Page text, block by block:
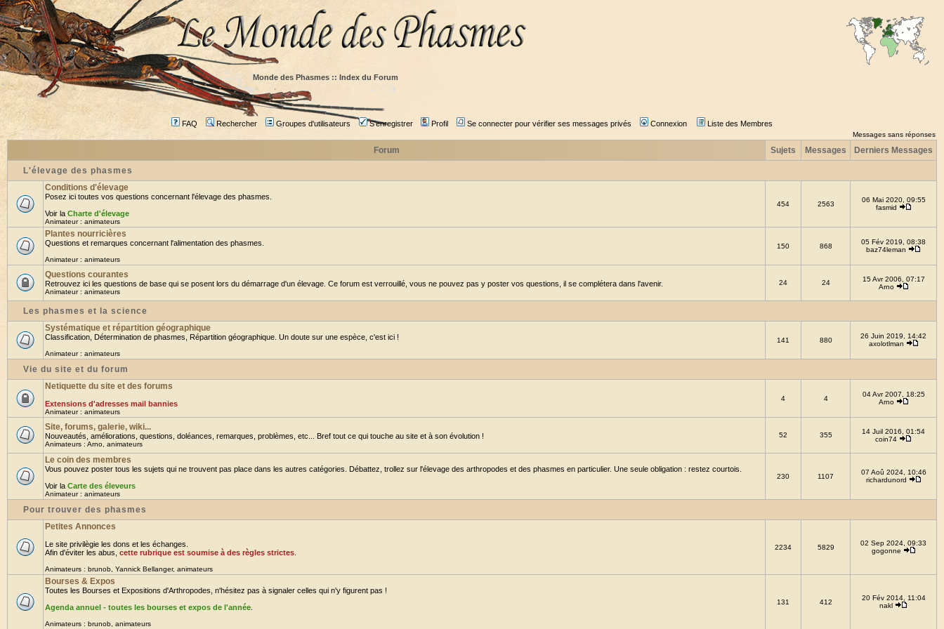
Monde des Phasmes :: Index du Forum
FAQ Rechercher Groupes d'utilisateurs S'enregistrer Profil Se connecter pour vérifier ses messages privés Connexion Liste des Membres
Messages sans réponses
Forum Sujets Messages Derniers Messages
L'élevage des phasmes
Conditions d'élevage
Posez ici toutes vos questions concernant l'élevage des phasmes.
Voir la Charte d'élevage
Animateur : animateurs
454 2563
06 Mai 2020, 09:55
fasmid
Plantes nourricières
Questions et remarques concernant l'alimentation des phasmes.
Animateur : animateurs
150 868
05 Fév 2019, 08:38
baz74leman
Questions courantes
Retrouvez ici les questions de base qui se posent lors du démarrage d'un élevage. Ce forum est verrouillé, vous ne pouvez pas y poster vos questions, il se complétera dans l'avenir.
Animateur : animateurs
24 24
15 Avr 2006, 07:17
Arno
Les phasmes et la science
Systématique et répartition géographique
Classification, Détermination de phasmes, Répartition géographique. Un doute sur une espèce, c'est ici !
Animateur : animateurs
141 880
26 Juin 2019, 14:42
axolotlman
Vie du site et du forum
Netiquette du site et des forums
Extensions d'adresses mail bannies
Animateur : animateurs
4 4
04 Avr 2007, 18:25
Arno
Site, forums, galerie, wiki...
Nouveautés, améliorations, questions, doléances, remarques, problèmes, etc... Bref tout ce qui touche au site et à son évolution !
Animateurs : Arno animateurs
52 355
14 Juil 2016, 01:54
coin74
Le coin des membres
Vous pouvez poster tous les sujets qui ne trouvent pas place dans les autres catégories. Débattez, trollez sur l'élevage des arthropodes et des phasmes en particulier. Une seule obligation : restez courtois.
Voir la Carte des éleveurs
Animateur : animateurs
230 1107
07 Aoû 2024, 10:46
richardunord
Pour trouver des phasmes
Petites Annonces
Le site privilègie les dons et les échanges.
Afin d'éviter les abus, cette rubrique est soumise à des règles strictes
Animateurs : brunob Yannick Bellanger, animateurs
2234 5829
02 Sep 2024, 09:33
gogonne
Bourses & Expos
Toutes les Bourses et Expositions d'Arthropodes, n'hésitez pas à signaler celles qui n'y figurent pas !
Agenda annuel - toutes les bourses et expos de l'année
Animateurs : brunob animateurs
131 412
20 Fév 2014, 11:04
nakl